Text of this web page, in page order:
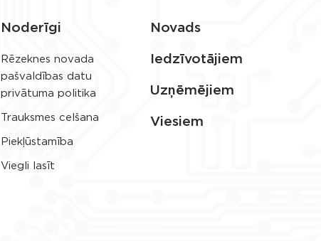
Noderīgi
Rēzeknes novada
pašvaldības datu
privātuma politika
Trauksmes celšana
Piekļūstamība
Viegli lasīt
Novads
Iedzīvotājiem
Uzņēmējiem
Viesiem